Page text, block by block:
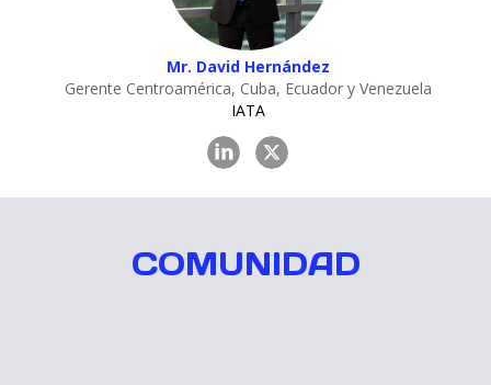
Mr. David Hernández
Gerente Centroamérica, Cuba, Ecuador y Venezuela
IATA
COMUNIDAD